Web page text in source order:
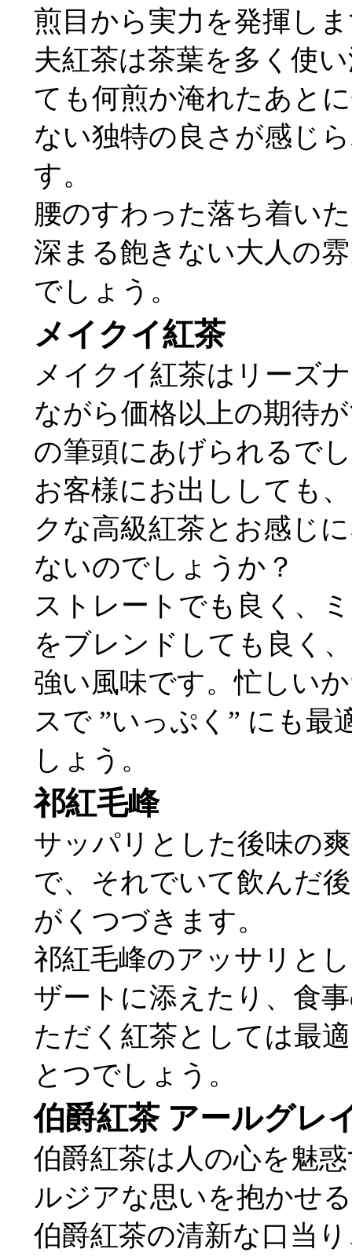
煎目から実力を発揮し
夫紅茶は茶葉を多く使
ても何煎か淹れたあと
ない独特の良さが感じ
す。
腰のすわった落ち着い
深まる飽きない大人の
でしょう。
メイクイ紅茶
メイクイ紅茶はリーズ
ながら価格以上の期待
の筆頭にあげられるで
お客様にお出ししても
クな高級紅茶とお感じ
ないのでしょうか？
ストレートでも良く、
をブレンドしても良く
強い風味です。忙しい
スで ”いっぷく” にも最
しょう。
祁紅毛峰
サッパリとした後味の
で、それでいて飲んだ
がくつづきます。
祁紅毛峰のアッサリと
ザートに添えたり、食
ただく紅茶としては最
とつでしょう。
伯爵紅茶 アールグレ
伯爵紅茶は人の心を魅
ルジアな思いを抱かせ
伯爵紅茶の清新な口当